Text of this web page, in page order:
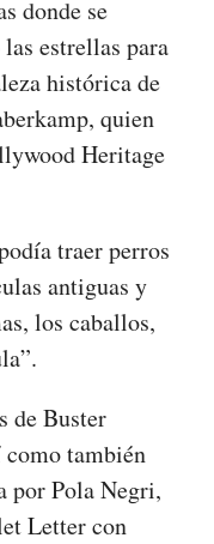
donde se
estrellas para
histórica de
​​quien
Heritage
traer perros
antiguas y
los caballos,
de Buster
también
por Pola Negri,
Letter con